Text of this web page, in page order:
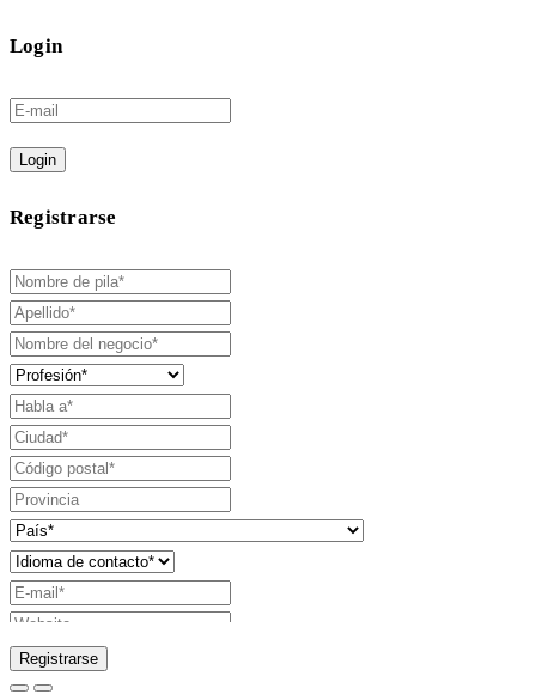
Login
Login
Registrarse
Registrarse